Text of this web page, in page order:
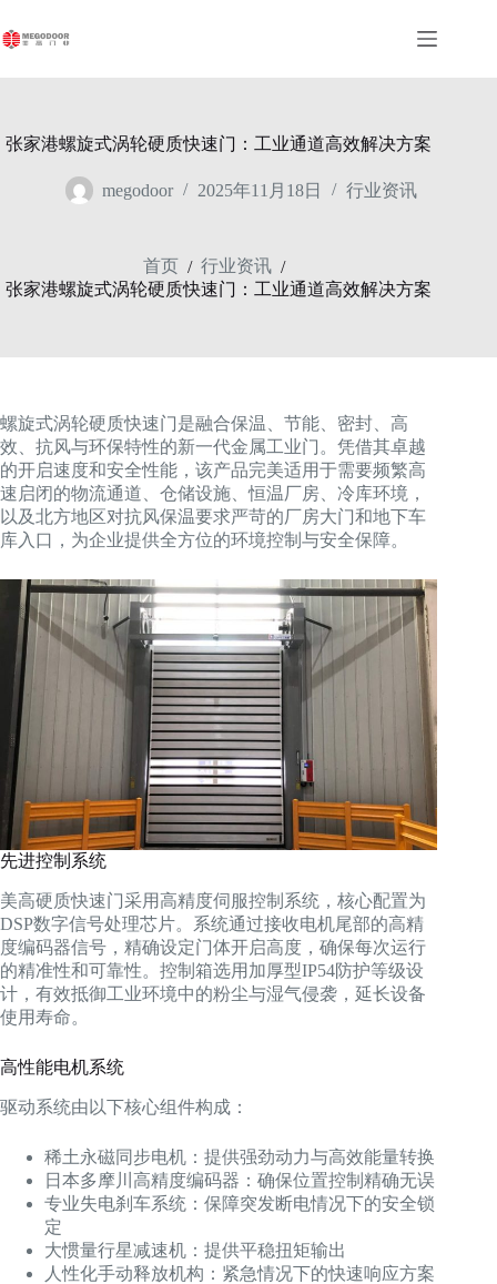
至
张家港螺旋式涡轮硬质快速门：工业通道高效解决方案
megodoor 2025年11月18日 行业资讯
首页 / 行业资讯 /
张家港螺旋式涡轮硬质快速门：工业通道高效解决方案
螺旋式涡轮硬质快速门是融合保温、节能、密封、高
效、抗风与环保特性的新一代金属工业门。凭借其卓越
的开启速度和安全性能，该产品完美适用于需要频繁高
速启闭的物流通道、仓储设施、恒温厂房、冷库环境，
以及北方地区对抗风保温要求严苛的厂房大门和地下车
库入口，为企业提供全方位的环境控制与安全保障。
先进控制系统
美高硬质快速门采用高精度伺服控制系统，核心配置为
DSP数字信号处理芯片。系统通过接收电机尾部的高精
度编码器信号，精确设定门体开启高度，确保每次运行
的精准性和可靠性。控制箱选用加厚型IP54防护等级设
计，有效抵御工业环境中的粉尘与湿气侵袭，延长设备
使用寿命。
高性能电机系统
驱动系统由以下核心组件构成：
稀土永磁同步电机：提供强劲动力与高效能量转换
日本多摩川高精度编码器：确保位置控制精确无误
专业失电刹车系统：保障突发断电情况下的安全锁
定
大惯量行星减速机：提供平稳扭矩输出
人性化手动释放机构：紧急情况下的快速响应方案